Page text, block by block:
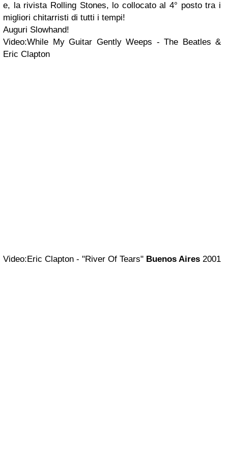
e, la rivista Rolling Stones, lo collocato al 4° posto tra i
migliori chitarristi di tutti i tempi!
Auguri Slowhand!
Video:While My Guitar Gently Weeps - The Beatles &
Eric Clapton
Video:Eric Clapton - "River Of Tears" Buenos Aires 2001